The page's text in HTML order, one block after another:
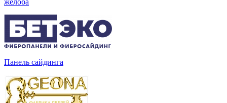
желоба
Панель сайдинга